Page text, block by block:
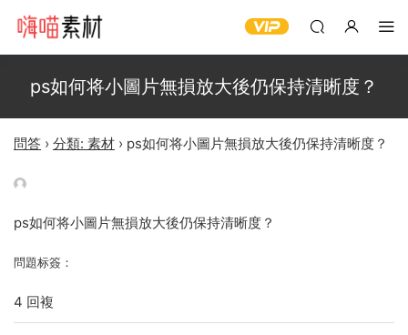
ps如何将小圖片無損放大後仍保持清晰度？
問答 › 分類: 素材 › ps如何将小圖片無損放大後仍保持清晰度？
ps如何将小圖片無損放大後仍保持清晰度？
問題标簽：
4 回複